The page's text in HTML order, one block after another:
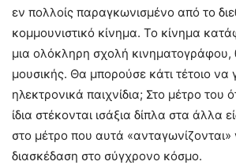
εν πολλοίς παραγκωνισμένο από το
κομμουνιστικό κίνημα. Το κίνημα
μια ολόκληρη σχολή κινηματογράφου,
μουσικής. Θα μπορούσε κάτι τέτοιο να
ηλεκτρονικά παιχνίδια; Στο μέτρο του
ίδια στέκονται ισάξια δίπλα στα άλλα
στο μέτρο που αυτά «ανταγωνίζονται»
διασκέδαση στο σύγχρονο κόσμο.